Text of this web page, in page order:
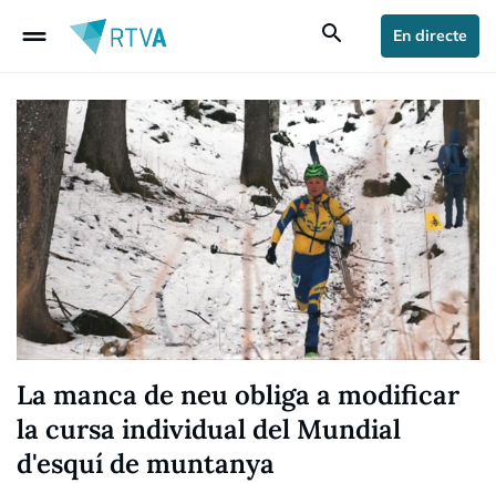
drag_handle search En directe
La manca de neu obliga a modificar
la cursa individual del Mundial
d'esquí de muntanya